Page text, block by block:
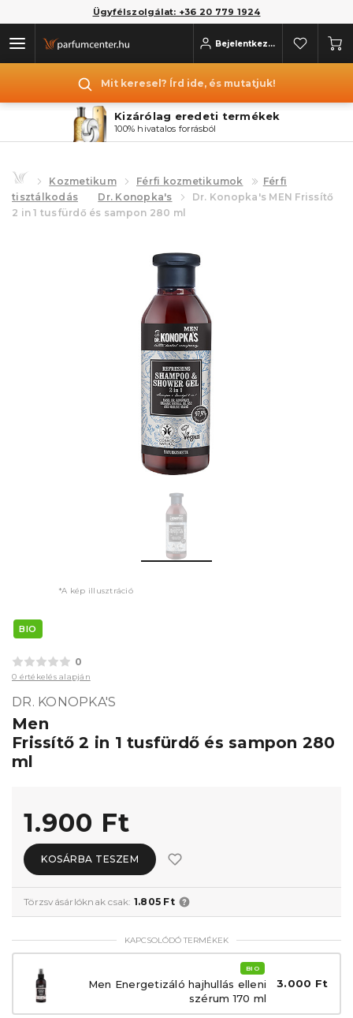
Ügyfélszolgálat: +36 20 779 1924
Bejelentkezés
Mit keresel? Írd ide, és mutatjuk!
Kizárólag eredeti termékek
100% hivatalos forrásból
Kozmetikum Férfi kozmetikumok
Férfi
tisztálkodás
Dr. Konopka's
Dr. Konopka's MEN Frissítő
2 in 1 tusfürdő és sampon 280 ml
*A kép illusztráció
BIO
0
0 értékelés alapján
DR. KONOPKA'S
Men
Frissítő 2 in 1 tusfürdő és sampon 280
ml
1.900 Ft
KOSÁRBA TESZEM
Törzsvásárlóknak csak: 1.805 Ft
KAPCSOLÓDÓ TERMÉKEK
BIO
Men Energetizáló hajhullás elleni
szérum 170 ml
3.000 Ft